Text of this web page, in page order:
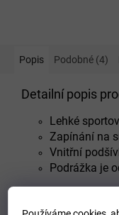
Popis Podobné (4)
Detailní popis
Lehké
Zapínání na
Vnitřní
Podrážka je o